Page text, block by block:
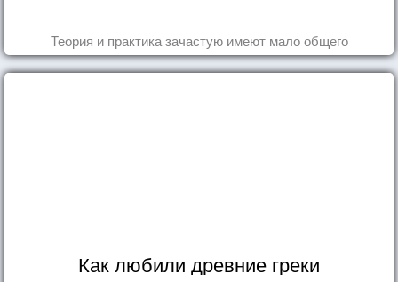
Теория и практика зачастую имеют мало общего
Как любили древние греки